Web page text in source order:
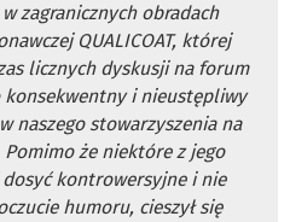
zagranicznych obradach
QUALICOAT, której
licznych dyskusji na forum
i nieustępliwy
naszego stowarzyszenia na
że niektóre z jego
kontrowersyjne i nie
humoru, cieszył się